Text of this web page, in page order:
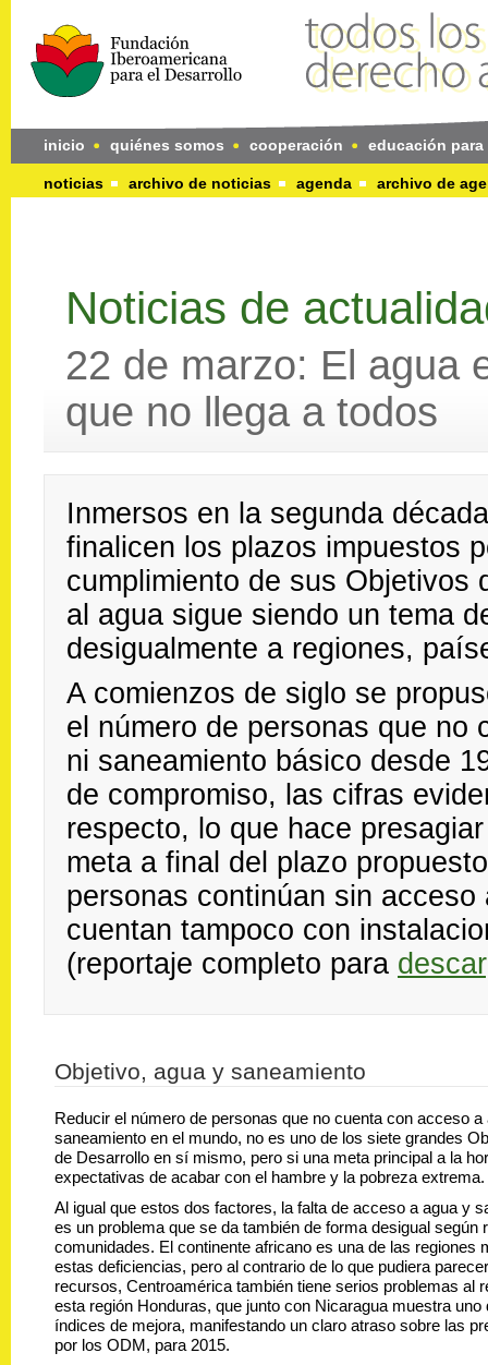
inicio quiénes somos cooperación educación
noticias archivo de noticias agenda archivo de
Noticias de
22 de marzo: El agua
que no llega a todos
Inmersos en la segunda
finalicen los plazos impuestos
cumplimiento de sus Objetivos
al agua sigue siendo un tema
desigualmente a regiones,
A comienzos de siglo se
el número de personas que no
ni saneamiento básico desde
de compromiso, las cifras
respecto, lo que hace
meta a final del plazo
personas continúan sin
cuentan tampoco con
(reportaje completo para
Objetivo, agua y saneamiento
Reducir el número de personas que no cuenta con acceso a
saneamiento en el mundo, no es uno de los siete grandes
de Desarrollo en sí mismo, pero si una meta principal a la
expectativas de acabar con el hambre y la pobreza extrema.
Al igual que estos dos factores, la falta de acceso a agua y
es un problema que se da también de forma desigual según
comunidades. El continente africano es una de las regiones
estas deficiencias, pero al contrario de lo que pudiera
recursos, Centroamérica también tiene serios problemas al
esta región Honduras, que junto con Nicaragua muestra uno
índices de mejora, manifestando un claro atraso sobre las
por los ODM, para 2015.